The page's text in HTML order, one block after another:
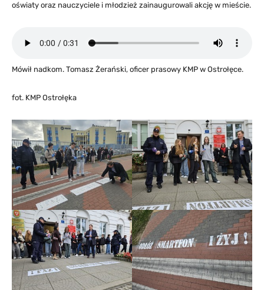
oświaty oraz nauczyciele i młodzież zainaugurowali akcję w mieście.
Mówił nadkom. Tomasz Żerański, oficer prasowy KMP w Ostrołęce.
fot. KMP Ostrołęka